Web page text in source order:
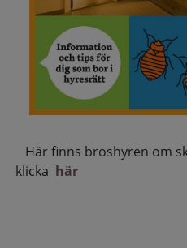
Här finns broshyren om
klicka här